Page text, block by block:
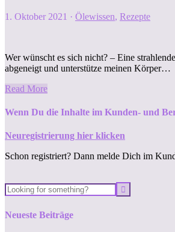
1. Oktober 2021 · Ölewissen, Rezepte
Wer wünscht es sich nicht? – Eine
abgeneigt und unterstütze meinen Körper…
Read More
Wenn Du die Inhalte im Kunden- und
Neuregistrierung hier klicken
Schon registriert? Dann melde Dich im
Neueste Beiträge